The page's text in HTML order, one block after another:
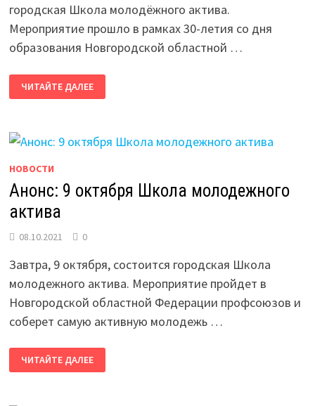
городская Школа молодёжного актива.
Мероприятие прошло в рамках 30-летия со дня
образования Новгородской областной …
ШКОЛА
МОЛОДЕЖНОГО
АКТИВА
ВЫХОДНЫЕ
В
НОВГОРОДЕ
ЧИТАЙТЕ ДАЛЕЕ
НОВОСТИ
Анонс: 9 октября Школа молодежного
актива
08.10.2021 0
Завтра, 9 октября, состоится городская Школа
молодежного актива. Мероприятие пройдет в
Новгородской областной Федерации профсоюзов и
соберет самую активную молодежь …
АНОНС:
9
ОКТЯБРЯ
ЧИТАЙТЕ ДАЛЕЕ